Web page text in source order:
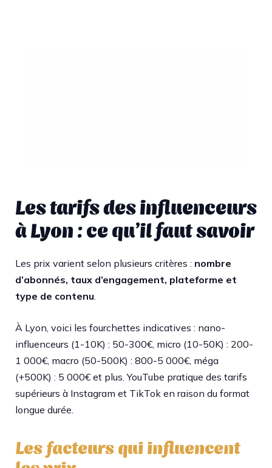
Les tarifs des influenceurs
à Lyon : ce qu’il faut savoir
Les prix varient selon plusieurs critères : nombre
d’abonnés, taux d’engagement, plateforme et
type de contenu
À Lyon, voici les fourchettes indicatives : nano-
influenceurs (1-10K) : 50-300€, micro (10-50K) : 200-
1 000€, macro (50-500K) : 800-5 000€, méga
(+500K) : 5 000€ et plus. YouTube pratique des tarifs
supérieurs à Instagram et TikTok en raison du format
longue durée.​
Les facteurs qui influencent